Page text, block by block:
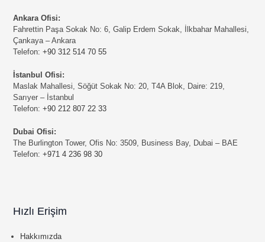
Ankara Ofisi:
Fahrettin Paşa Sokak No: 6, Galip Erdem Sokak, İlkbahar Mahallesi,
Çankaya – Ankara
Telefon:+90 312 514 70 55
İstanbul Ofisi:
Maslak Mahallesi, Söğüt Sokak No: 20, T4A Blok, Daire: 219,
Sarıyer – İstanbul
Telefon:+90 212 807 22 33
Dubai Ofisi:
The Burlington Tower, Ofis No: 3509, Business Bay, Dubai – BAE
Telefon:+971 4 236 98 30
Hızlı Erişim
Hakkımızda